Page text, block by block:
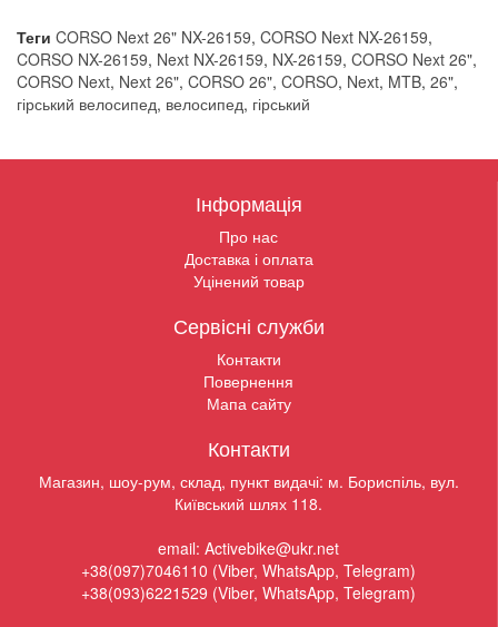
Теги CORSO Next 26" NX-26159, CORSO Next NX-26159,
CORSO NX-26159, Next NX-26159, NX-26159, CORSO Next 26",
CORSO Next, Next 26", CORSO 26", CORSO, Next, MTB, 26",
гірський велосипед, велосипед, гірський
Інформація
Про нас
Доставка і оплата
Уцінений товар
Сервісні служби
Контакти
Повернення
Мапа сайту
Контакти
Магазин, шоу-рум, склад, пункт видачі: м. Бориспіль, вул.
Київський шлях 118.
email: Activebike@ukr.net
+38(097)7046110 (Viber, WhatsApp, Telegram)
+38(093)6221529 (Viber, WhatsApp, Telegram)